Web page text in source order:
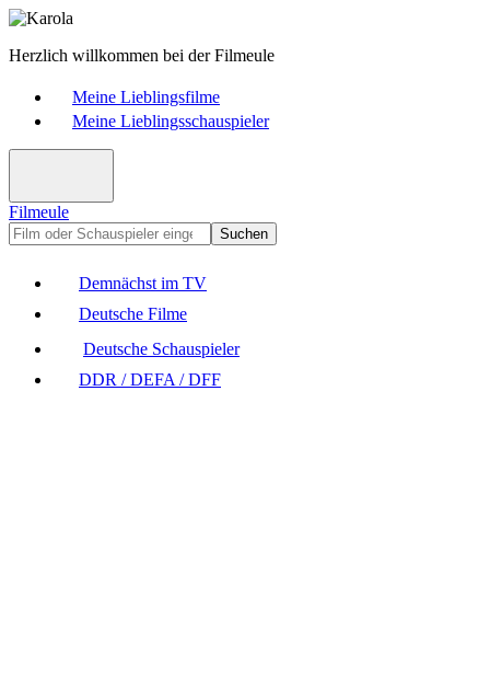
Herzlich willkommen bei der Filmeule
Meine Lieblingsfilme
Meine Lieblingsschauspieler
Filmeule
Suchen
Demnächst im TV
Deutsche Filme
Deutsche Schauspieler
DDR / DEFA / DFF